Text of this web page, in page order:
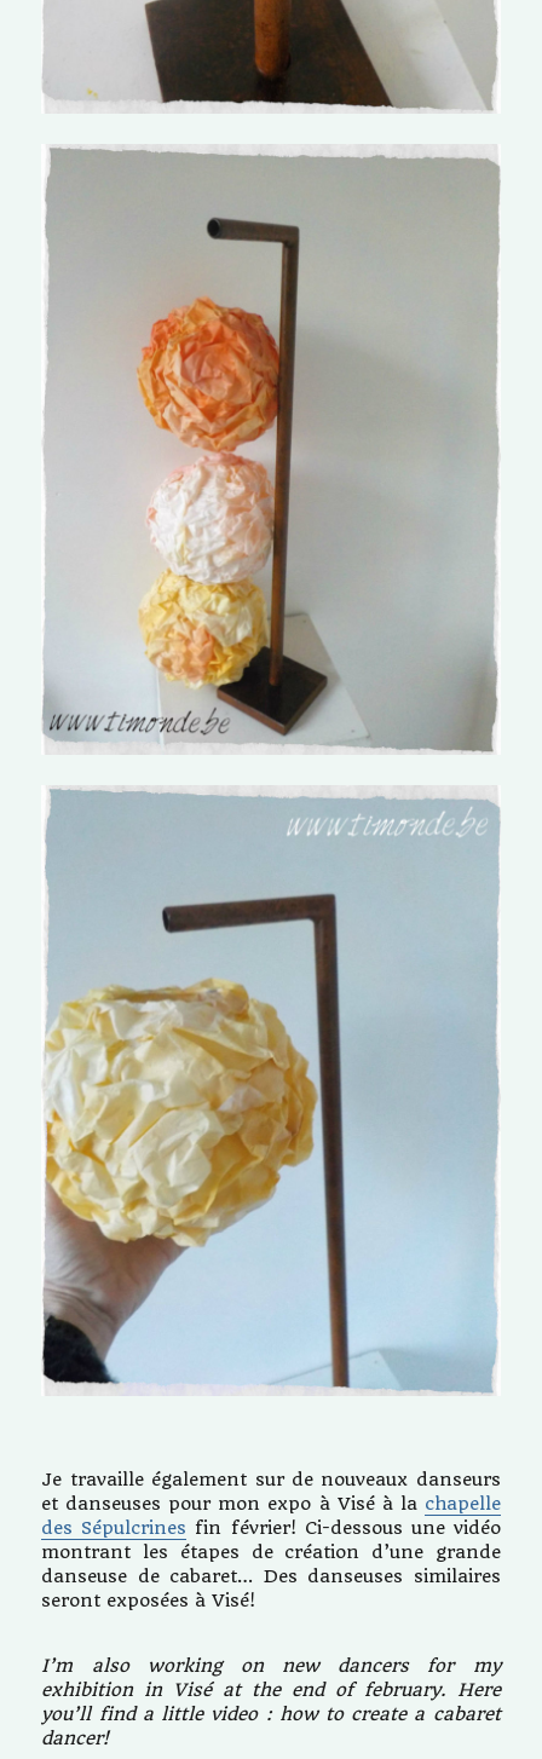
Je travaille également sur de nouveaux danseurs
et danseuses pour mon expo à Visé à la chapelle
des Sépulcrines fin février! Ci-dessous une vidéo
montrant les étapes de création d’une grande
danseuse de cabaret… Des danseuses similaires
seront exposées à Visé!
I’m also working on new dancers for my
exhibition in Visé at the end of february. Here
you’ll find a little video : how to create a cabaret
dancer!